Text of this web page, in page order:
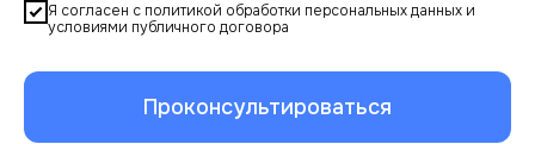
Я согласен с политикой обработки персональных данных и
условиями публичного договора
Проконсультироваться